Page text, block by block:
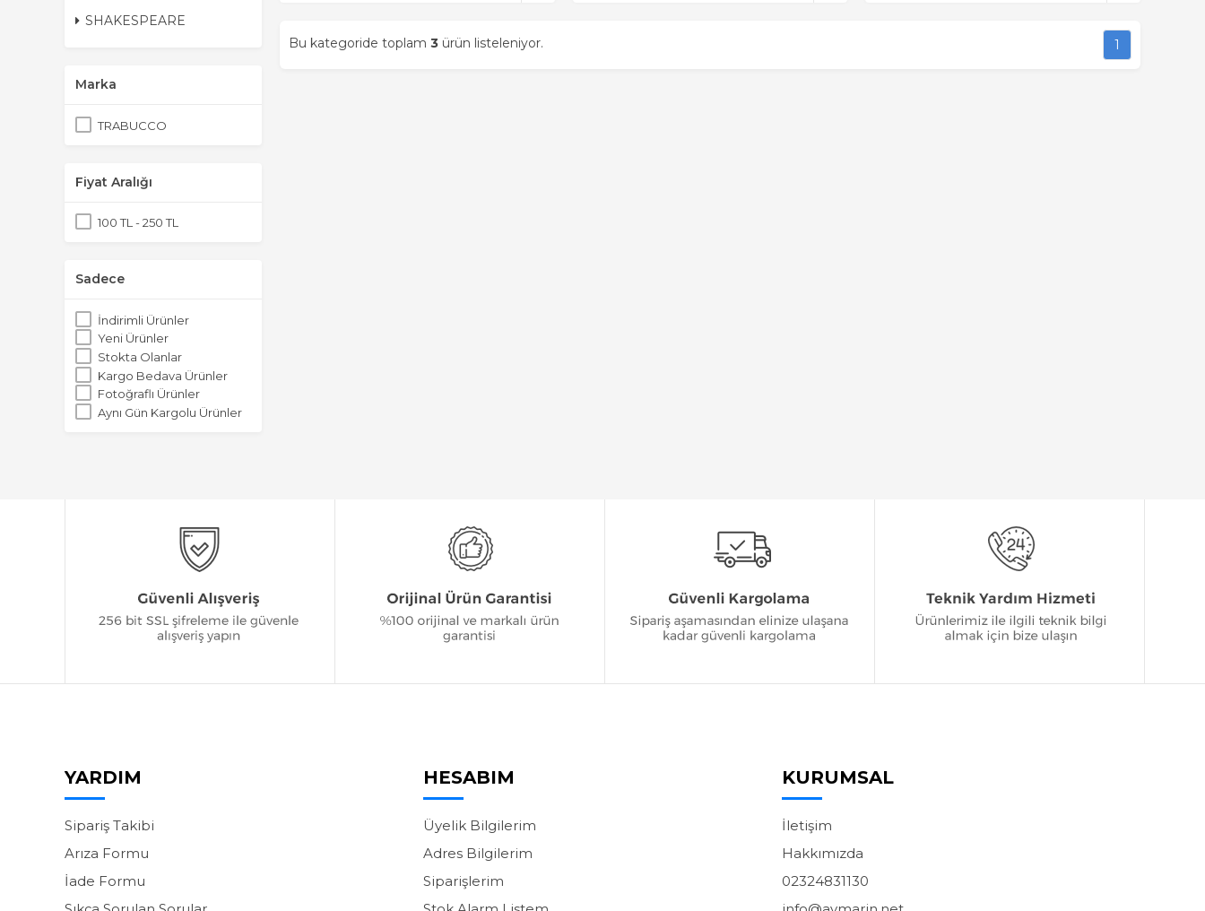
SHAKESPEARE
Marka
TRABUCCO
Fiyat Aralığı
100 TL - 250 TL
Sadece
İndirimli Ürünler
Yeni Ürünler
Stokta Olanlar
Kargo Bedava Ürünler
Fotoğraflı Ürünler
Aynı Gün Kargolu Ürünler
Bu kategoride toplam 3 ürün listeleniyor. 1
YARDIM
Sipariş Takibi
Arıza Formu
İade Formu
HESABIM
Üyelik Bilgilerim
Adres Bilgilerim
Siparişlerim
KURUMSAL
İletişim
Hakkımızda
02324831130